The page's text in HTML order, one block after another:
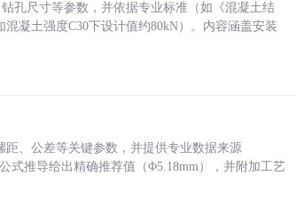
孔尺寸等参数，并依据专业标准（如《混凝土结
凝土强度C30下设计值约80kN）。内容涵盖安装
、公差等关键参数，并提供专业数据来源
式推导给出精确推荐值（Φ5.18mm），并附加工艺